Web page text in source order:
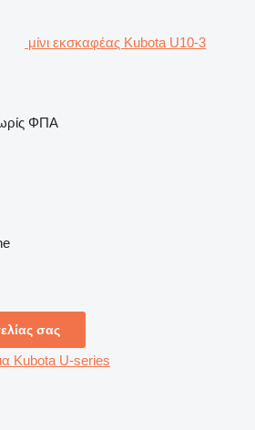
μίνι εκσκαφέας Kubota U10-3
ΦΠΑ
σας
Kubota U-series